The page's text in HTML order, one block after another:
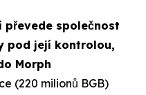
společnost
pod její kontrolou,
Morph
(220 milionů BGB)